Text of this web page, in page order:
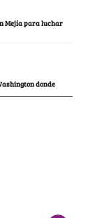
Mejía para luchar
donde